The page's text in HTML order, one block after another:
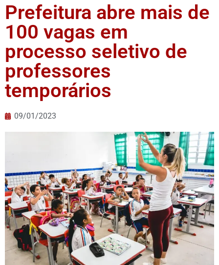
Prefeitura abre mais de
100 vagas em
processo seletivo de
professores
temporários
09/01/2023